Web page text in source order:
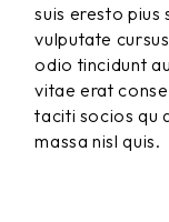
suis eresto pius
vulputate
odio tincidunt
vitae erat
taciti socios qu
massa nisl quis.